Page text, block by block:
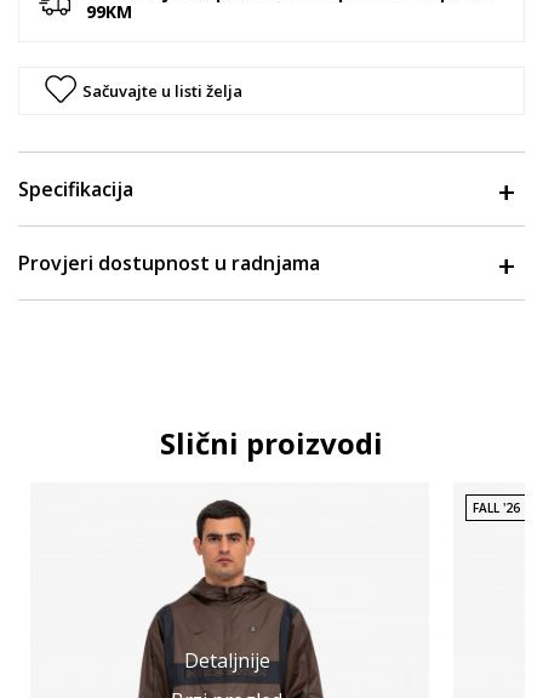
99KM
Sačuvajte u listi želja
Specifikacija
Provjeri dostupnost u radnjama
Slični proizvodi
Detaljnije
FALL '26